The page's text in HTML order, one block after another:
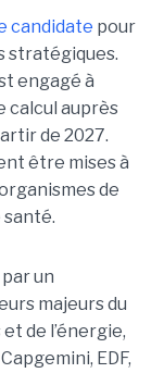
candidate pour
stratégiques.
engagé à
calcul auprès
de 2027.
être mises à
de
un
majeurs du
de l’énergie,
EDF,